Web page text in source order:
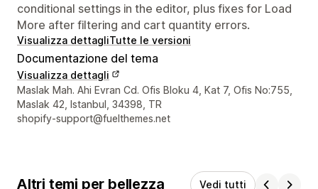
conditional settings in the editor, plus fixes for Load
More after filtering and cart quantity errors.
Visualizza dettagliTutte le versioni
Documentazione del tema
Visualizza dettagli
Recapiti del designer
Maslak Mah. Ahi Evran Cd. Ofis Bloku 4, Kat 7, Ofis No:755,
Maslak 42, Istanbul, 34398, TR
shopify-support@fuelthemes.net
Altri temi per bellezza Vedi tutti